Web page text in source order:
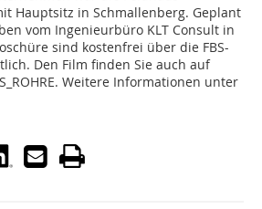
Hauptsitz in Schmallenberg. Geplant
vom Ingenieurbüro KLT Consult in
sind kostenfrei über die FBS-
Den Film finden Sie auch auf
Weitere Informationen unter